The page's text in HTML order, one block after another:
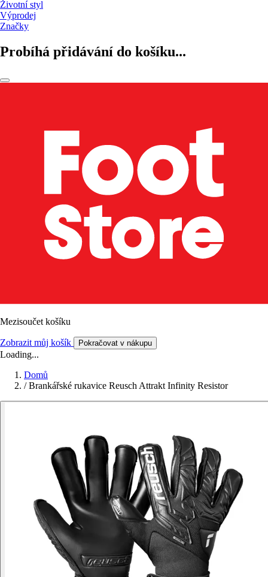
Životní styl
Výprodej
Značky
Probíhá přidávání do košíku...
Mezisoučet košíku
Zobrazit můj košík Pokračovat v nákupu
Loading...
Domů
/ Brankářské rukavice Reusch Attrakt Infinity Resistor